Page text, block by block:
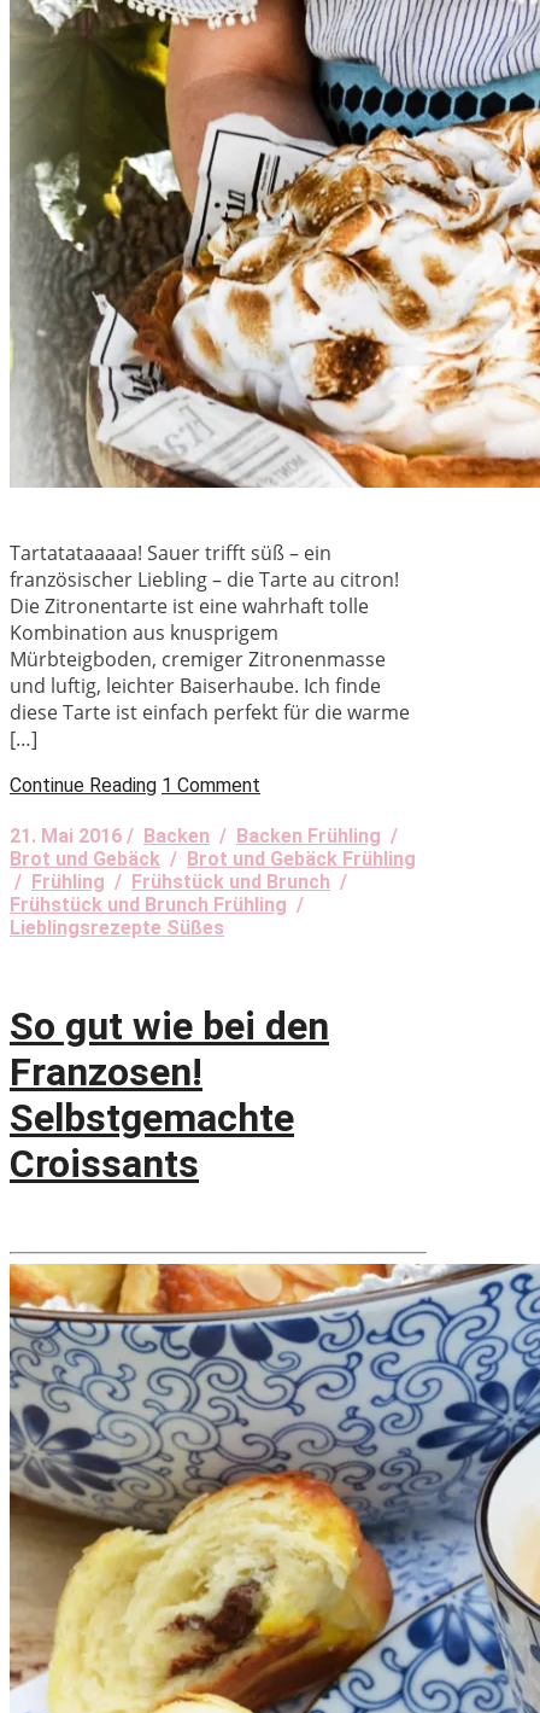
Tartatataaaaa! Sauer trifft süß – ein
französischer Liebling – die Tarte au citron!
Die Zitronentarte ist eine wahrhaft tolle
Kombination aus knusprigem
Mürbteigboden, cremiger Zitronenmasse
und luftig, leichter Baiserhaube. Ich finde
diese Tarte ist einfach perfekt für die warme
[…]
Continue Reading 1 Comment
21. Mai 2016 / Backen / Backen Frühling /
Brot und Gebäck / Brot und Gebäck Frühling
/ Frühling / Frühstück und Brunch /
Frühstück und Brunch Frühling /
Lieblingsrezepte Süßes
So gut wie bei den
Franzosen!
Selbstgemachte
Croissants